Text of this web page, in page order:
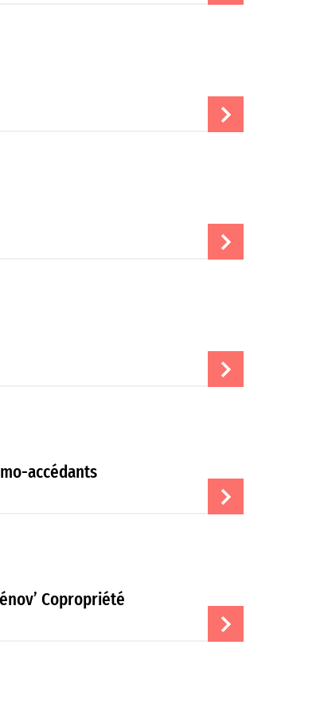
accédants
Copropriété